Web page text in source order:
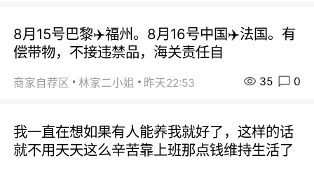
8月15号巴黎✈️福州。8月16号中国✈️法国。有
偿带物，不接违禁品，海关责任自
商家自荐区 林家二小姐 昨天22:53 35 0
我一直在想如果有人能养我就好了，这样的话
就不用天天这么辛苦靠上班那点钱维持生活了